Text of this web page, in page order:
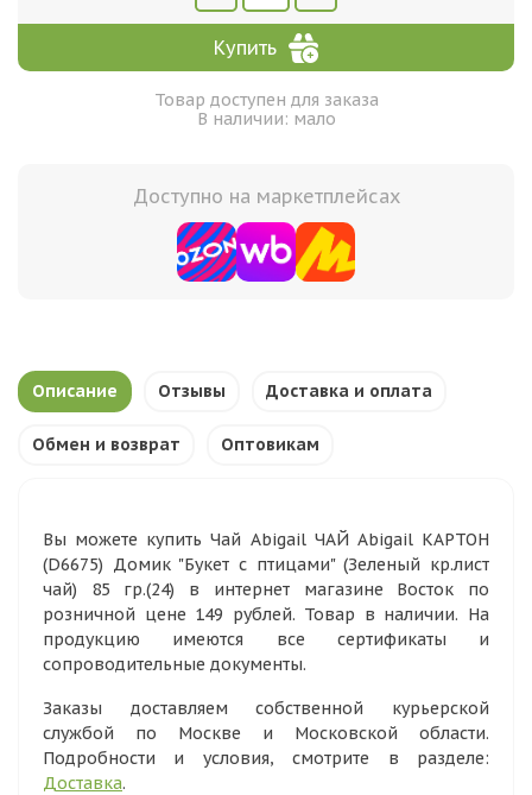
Купить
Товар доступен для заказа
В наличии: мало
Доступно на маркетплейсах
Описание Отзывы Доставка и оплата
Обмен и возврат Оптовикам
Вы можете купить Чай Abigail ЧАЙ Abigail КАРТОН
(D6675) Домик "Букет с птицами" (Зеленый кр.лист
чай) 85 гр.(24) в интернет магазине Восток по
розничной цене 149 рублей. Товар в наличии. На
продукцию имеются все сертификаты и
сопроводительные документы.
Заказы доставляем собственной курьерской
службой по Москве и Московской области.
Подробности и условия, смотрите в разделе:
Доставка.